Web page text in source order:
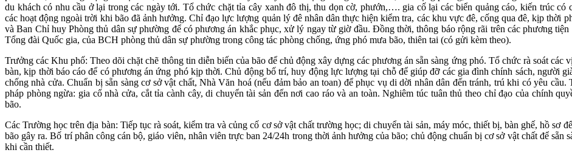
du khách có nhu cầu ở lại trong các ngày tới. Tổ chức chặt tỉa cây xanh đô thị, thu dọn cờ, phướn,…. gia cố lại các biển quảng cáo, kiến trúc có
các hoạt động ngoài trời khi bão đã ảnh hưởng. Chỉ đạo lực lượng quản lý đê nhân dân thực hiện kiểm tra, các khu vực đê, cống qua đê, kịp thời
và Ban Chỉ huy Phòng thủ dân sự phường để có phương án khắc phục, xử lý ngay từ giờ đầu. Đồng thời, thông báo rộng rãi trên các phương
Tổng đài Quốc gia, của BCH phòng thủ dân sự phường trong công tác phòng chống, ứng phó mưa bão, thiên tai (có gửi kèm theo).
Trưởng các Khu phố: Theo dõi chặt chẽ thông tin diễn biến của bão để chủ động xây dựng các phương án sẵn sàng ứng phó. Tổ chức rà soát
bàn, kịp thời báo cáo để có phương án ứng phó kịp thời. Chủ động bố trí, huy động lực lượng tại chỗ để giúp đỡ các gia đình chính sách, người
chống nhà cửa. Chuẩn bị sẵn sàng cơ sở vật chất, Nhà Văn hoá (nếu đảm bảo an toan) để phục vụ di dời nhân dân đến tránh, trú khi có yêu
pháp phòng ngừa: gia cố nhà cửa, cắt tỉa cành cây, di chuyển tài sản đến nơi cao ráo và an toàn. Nghiêm túc tuân thủ theo chỉ đạo của chính
bão.
Các Trường học trên địa bàn: Tiếp tục rà soát, kiểm tra và củng cố cơ sở vật chất trường học; di chuyển tài sản, máy móc, thiết bị, bàn ghế, hồ sơ
bão gây ra. Bố trí phân công cán bộ, giáo viên, nhân viên trực ban 24/24h trong thời ảnh hưởng của bão; chủ động chuẩn bị cơ sở vật chất để sẵn
khi cần thiết.